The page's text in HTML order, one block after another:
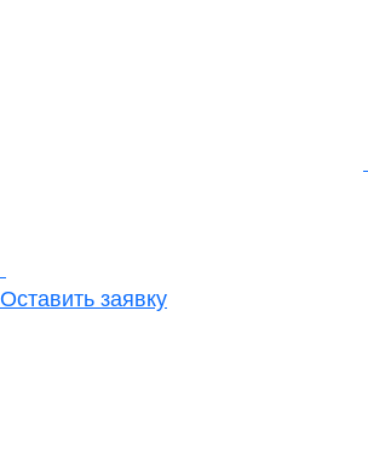
Оставить заявку